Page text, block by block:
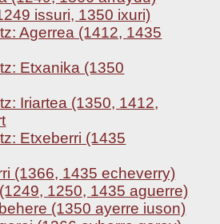
issuri, 1350 ixuri)
Agerrea (1412, 1435
Etxanika (1350
Iriartea (1350, 1412,
Etxeberri (1435
(1366, 1435 echeverry)
1250, 1435 aguerre)
(1350 ayerre iuson)